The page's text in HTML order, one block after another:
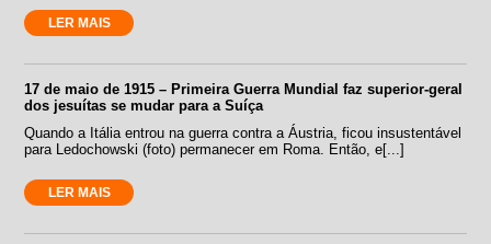
LER MAIS
17 de maio de 1915 – Primeira Guerra Mundial faz superior-geral
dos jesuítas se mudar para a Suíça
Quando a Itália entrou na guerra contra a Áustria, ficou insustentável
para Ledochowski (foto) permanecer em Roma. Então, e[...]
LER MAIS